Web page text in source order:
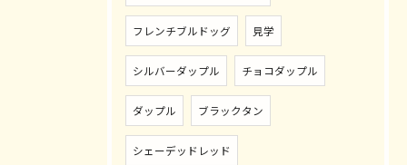
フレンチブルドッグ 見学
シルバーダップル チョコダップル
ダップル ブラックタン
シェーデッドレッド